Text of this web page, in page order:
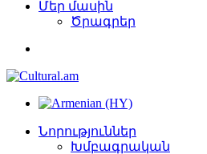
Մեր մասին
Ծրագրեր
Նորություններ
Խմբագրական